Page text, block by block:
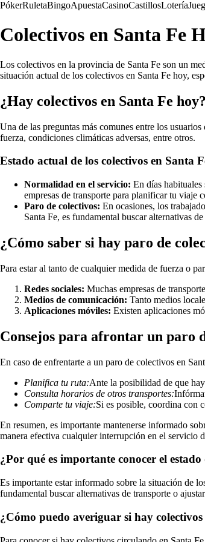
PókerRuletaBingoApuestaCasinoCastillosLotería
Colectivos en Santa Fe
Los colectivos en la provincia de Santa Fe son un
situación actual de los colectivos en Santa Fe hoy,
¿Hay colectivos en Santa Fe hoy?
Una de las preguntas más comunes entre los
fuerza, condiciones climáticas adversas, entre otros.
Estado actual de los colectivos en Santa
Normalidad en el servicio: En días
empresas de transporte para planificar tu viaje
Paro de colectivos: En ocasiones, los
Santa Fe, es fundamental buscar alternativas
¿Cómo saber si hay paro de
Para estar al tanto de cualquier medida de fuerza o
Redes sociales: Muchas empresas de
Medios de comunicación: Tanto medios
Aplicaciones móviles: Existen aplicaciones
Consejos para afrontar un paro
En caso de enfrentarte a un paro de colectivos en
Planifica tu ruta:Ante la posibilidad de que
Consulta horarios de otros transportes:
Comparte tu viaje:Si es posible, coordina con
En resumen, es importante mantenerse informado
manera efectiva cualquier interrupción en el servicio
¿Por qué es importante conocer el
Es importante estar informado sobre la situación de
fundamental buscar alternativas de transporte o
¿Cómo puedo averiguar si hay